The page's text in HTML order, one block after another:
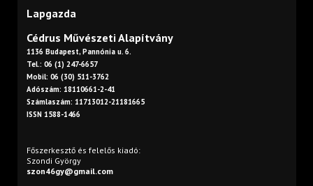
Lapgazda
Cédrus Művészeti Alapítvány
1136 Budapest, Pannónia u. 6.
Tel.: 06 (1) 247-6657
Mobil: 06 (30) 511-3762
Adószám: 18110661-2-41
Számlaszám: 11713012-21181665
ISSN 1588-1466
Főszerkesztő és felelős kiadó:
Szondi György
szon46gy@gmail.com